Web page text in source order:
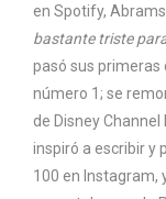
en Spotify,
bastante triste
pasó sus primeras
número 1; se
de Disney
inspiró a escribir y
100 en Instagram,